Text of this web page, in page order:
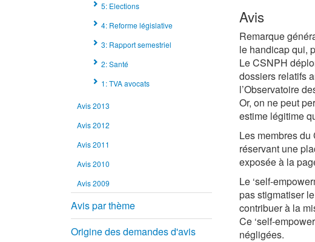
5: Elections
4: Reforme législative
3: Rapport semestriel
2: Santé
1: TVA avocats
Avis 2013
Avis 2012
Avis 2011
Avis 2010
Avis 2009
Avis par thème
Origine des demandes d'avis
Avis
Remarque
le handicap qui,
Le CSNPH
dossiers relatifs
l’Observatoire
Or, on ne peut
estime légitime
Les membres
réservant une
exposée à la
Le ‘self-
pas stigmatiser
contribuer à la
Ce ‘self-
négligées.